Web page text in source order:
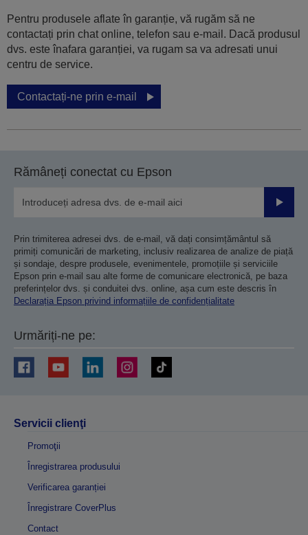
Pentru produsele aflate în garanție, vă rugăm să ne
contactați prin chat online, telefon sau e-mail. Dacă produsul
dvs. este înafara garanției, va rugam sa va adresati unui
centru de service.
Contactați-ne prin e-mail
Rămâneți conectat cu Epson
Prin trimiterea adresei dvs. de e-mail, vă dați consimțământul să
primiți comunicări de marketing, inclusiv realizarea de analize de piață
și sondaje, despre produsele, evenimentele, promoțiile și serviciile
Epson prin e-mail sau alte forme de comunicare electronică, pe baza
preferințelor dvs. și conduitei dvs. online, așa cum este descris în
Declarația Epson privind informațiile de confidențialitate
Urmăriți-ne pe:
Servicii clienţi
Promoţii
Înregistrarea produsului
Verificarea garanției
Înregistrare CoverPlus
Contact